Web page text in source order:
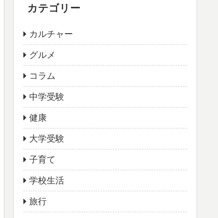
カテゴリー
カルチャー
グルメ
コラム
中学受験
健康
大学受験
子育て
学校生活
旅行